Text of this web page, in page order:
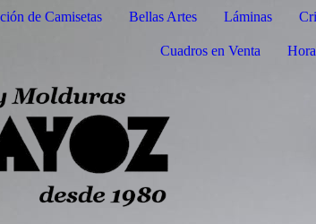
de Camisetas Bellas Artes Láminas
Cuadros en Venta